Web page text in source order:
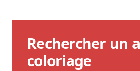
Rechercher un
coloriage